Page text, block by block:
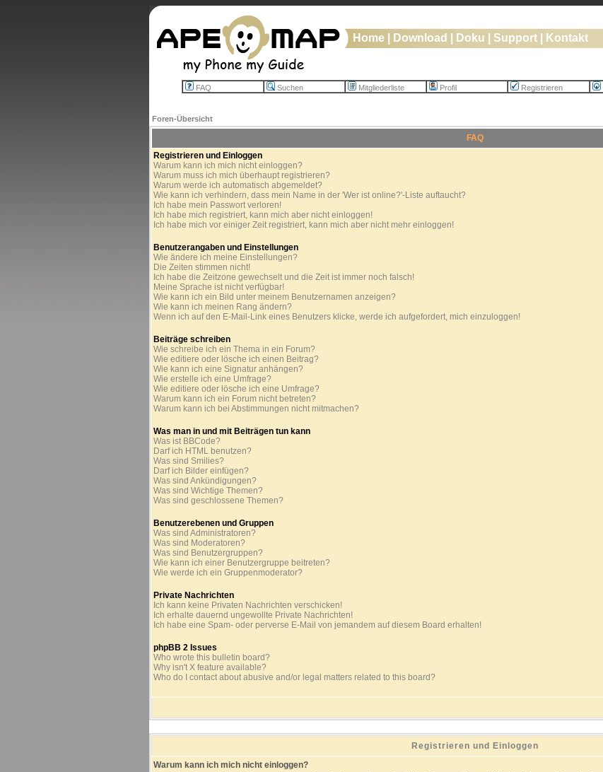
Home Download Doku Support Kontakt
FAQ Suchen Mitgliederliste Profil Registrieren
Foren-Übersicht
FAQ
Registrieren und Einloggen
Warum kann ich mich nicht einloggen?
Warum muss ich mich überhaupt registrieren?
Warum werde ich automatisch abgemeldet?
Wie kann ich verhindern, dass mein Name in der 'Wer ist online?'-Liste auftaucht?
Ich habe mein Passwort verloren!
Ich habe mich registriert, kann mich aber nicht einloggen!
Ich habe mich vor einiger Zeit registriert, kann mich aber nicht mehr einloggen!
Benutzerangaben und Einstellungen
Wie ändere ich meine Einstellungen?
Die Zeiten stimmen nicht!
Ich habe die Zeitzone gewechselt und die Zeit ist immer noch falsch!
Meine Sprache ist nicht verfügbar!
Wie kann ich ein Bild unter meinem Benutzernamen anzeigen?
Wie kann ich meinen Rang ändern?
Wenn ich auf den E-Mail-Link eines Benutzers klicke, werde ich aufgefordert, mich einzuloggen!
Beiträge schreiben
Wie schreibe ich ein Thema in ein Forum?
Wie editiere oder lösche ich einen Beitrag?
Wie kann ich eine Signatur anhängen?
Wie erstelle ich eine Umfrage?
Wie editiere oder lösche ich eine Umfrage?
Warum kann ich ein Forum nicht betreten?
Warum kann ich bei Abstimmungen nicht mitmachen?
Was man in und mit Beiträgen tun kann
Was ist BBCode?
Darf ich HTML benutzen?
Was sind Smilies?
Darf ich Bilder einfügen?
Was sind Ankündigungen?
Was sind Wichtige Themen?
Was sind geschlossene Themen?
Benutzerebenen und Gruppen
Was sind Administratoren?
Was sind Moderatoren?
Was sind Benutzergruppen?
Wie kann ich einer Benutzergruppe beitreten?
Wie werde ich ein Gruppenmoderator?
Private Nachrichten
Ich kann keine Privaten Nachrichten verschicken!
Ich erhalte dauernd ungewollte Private Nachrichten!
Ich habe eine Spam- oder perverse E-Mail von jemandem auf diesem Board erhalten!
phpBB 2 Issues
Who wrote this bulletin board?
Why isn't X feature available?
Who do I contact about abusive and/or legal matters related to this board?
Registrieren und Einloggen
Warum kann ich mich nicht einloggen?